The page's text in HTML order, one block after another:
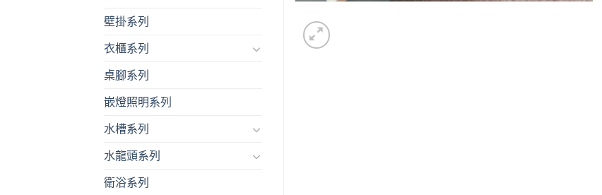
壁掛系列
衣櫃系列
桌腳系列
嵌燈照明系列
水槽系列
水龍頭系列
衛浴系列